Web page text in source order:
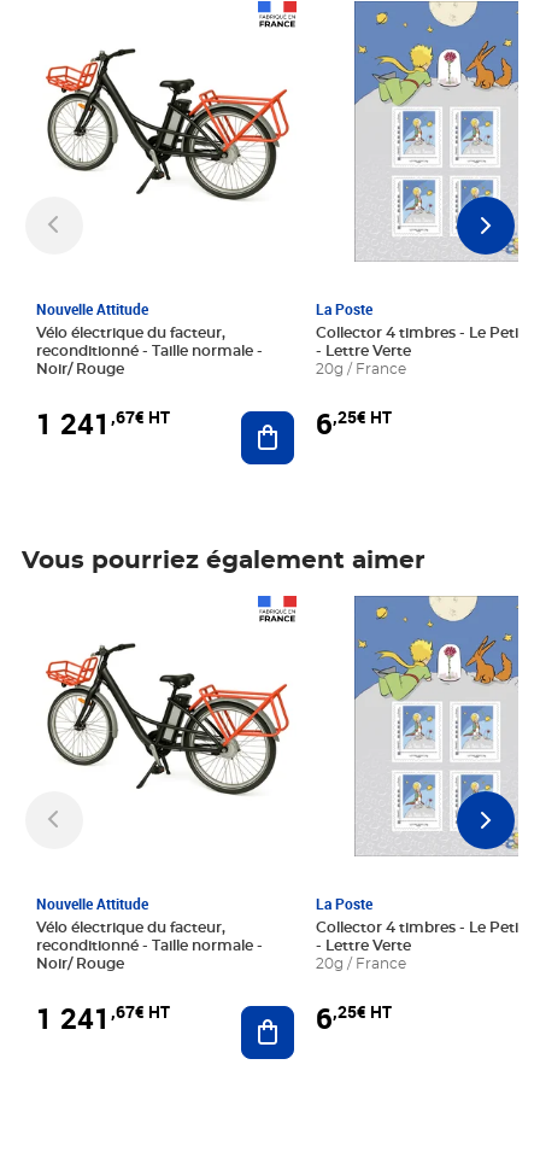
Nouvelle Attitude
Vélo électrique du facteur,
reconditionné - Taille normale -
Noir/ Rouge
1 241 ,67€ HT Ajouter au panier
La Poste
Collector 4 timbres - Le Petit
- Lettre Verte
20g / France
6,25€ HT
Prix 6,25€ HT
Vous pourriez également aimer
Nouvelle Attitude
Vélo électrique du facteur,
reconditionné - Taille normale -
Noir/ Rouge
1 241 ,67€ HT Ajouter au panier
La Poste
Collector 4 timbres - Le Petit
- Lettre Verte
20g / France
6,25€ HT
Prix 6,25€ HT